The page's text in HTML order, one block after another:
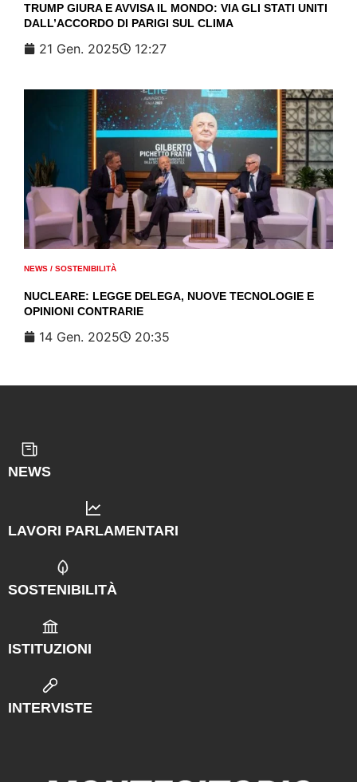
TRUMP GIURA E AVVISA IL MONDO: VIA GLI STATI UNITI
DALL’ACCORDO DI PARIGI SUL CLIMA
21 Gen. 2025 12:27
NEWS / SOSTENIBILITÀ
NUCLEARE: LEGGE DELEGA, NUOVE TECNOLOGIE E
OPINIONI CONTRARIE
14 Gen. 2025 20:35
NEWS
LAVORI PARLAMENTARI
SOSTENIBILITÀ
ISTITUZIONI
INTERVISTE